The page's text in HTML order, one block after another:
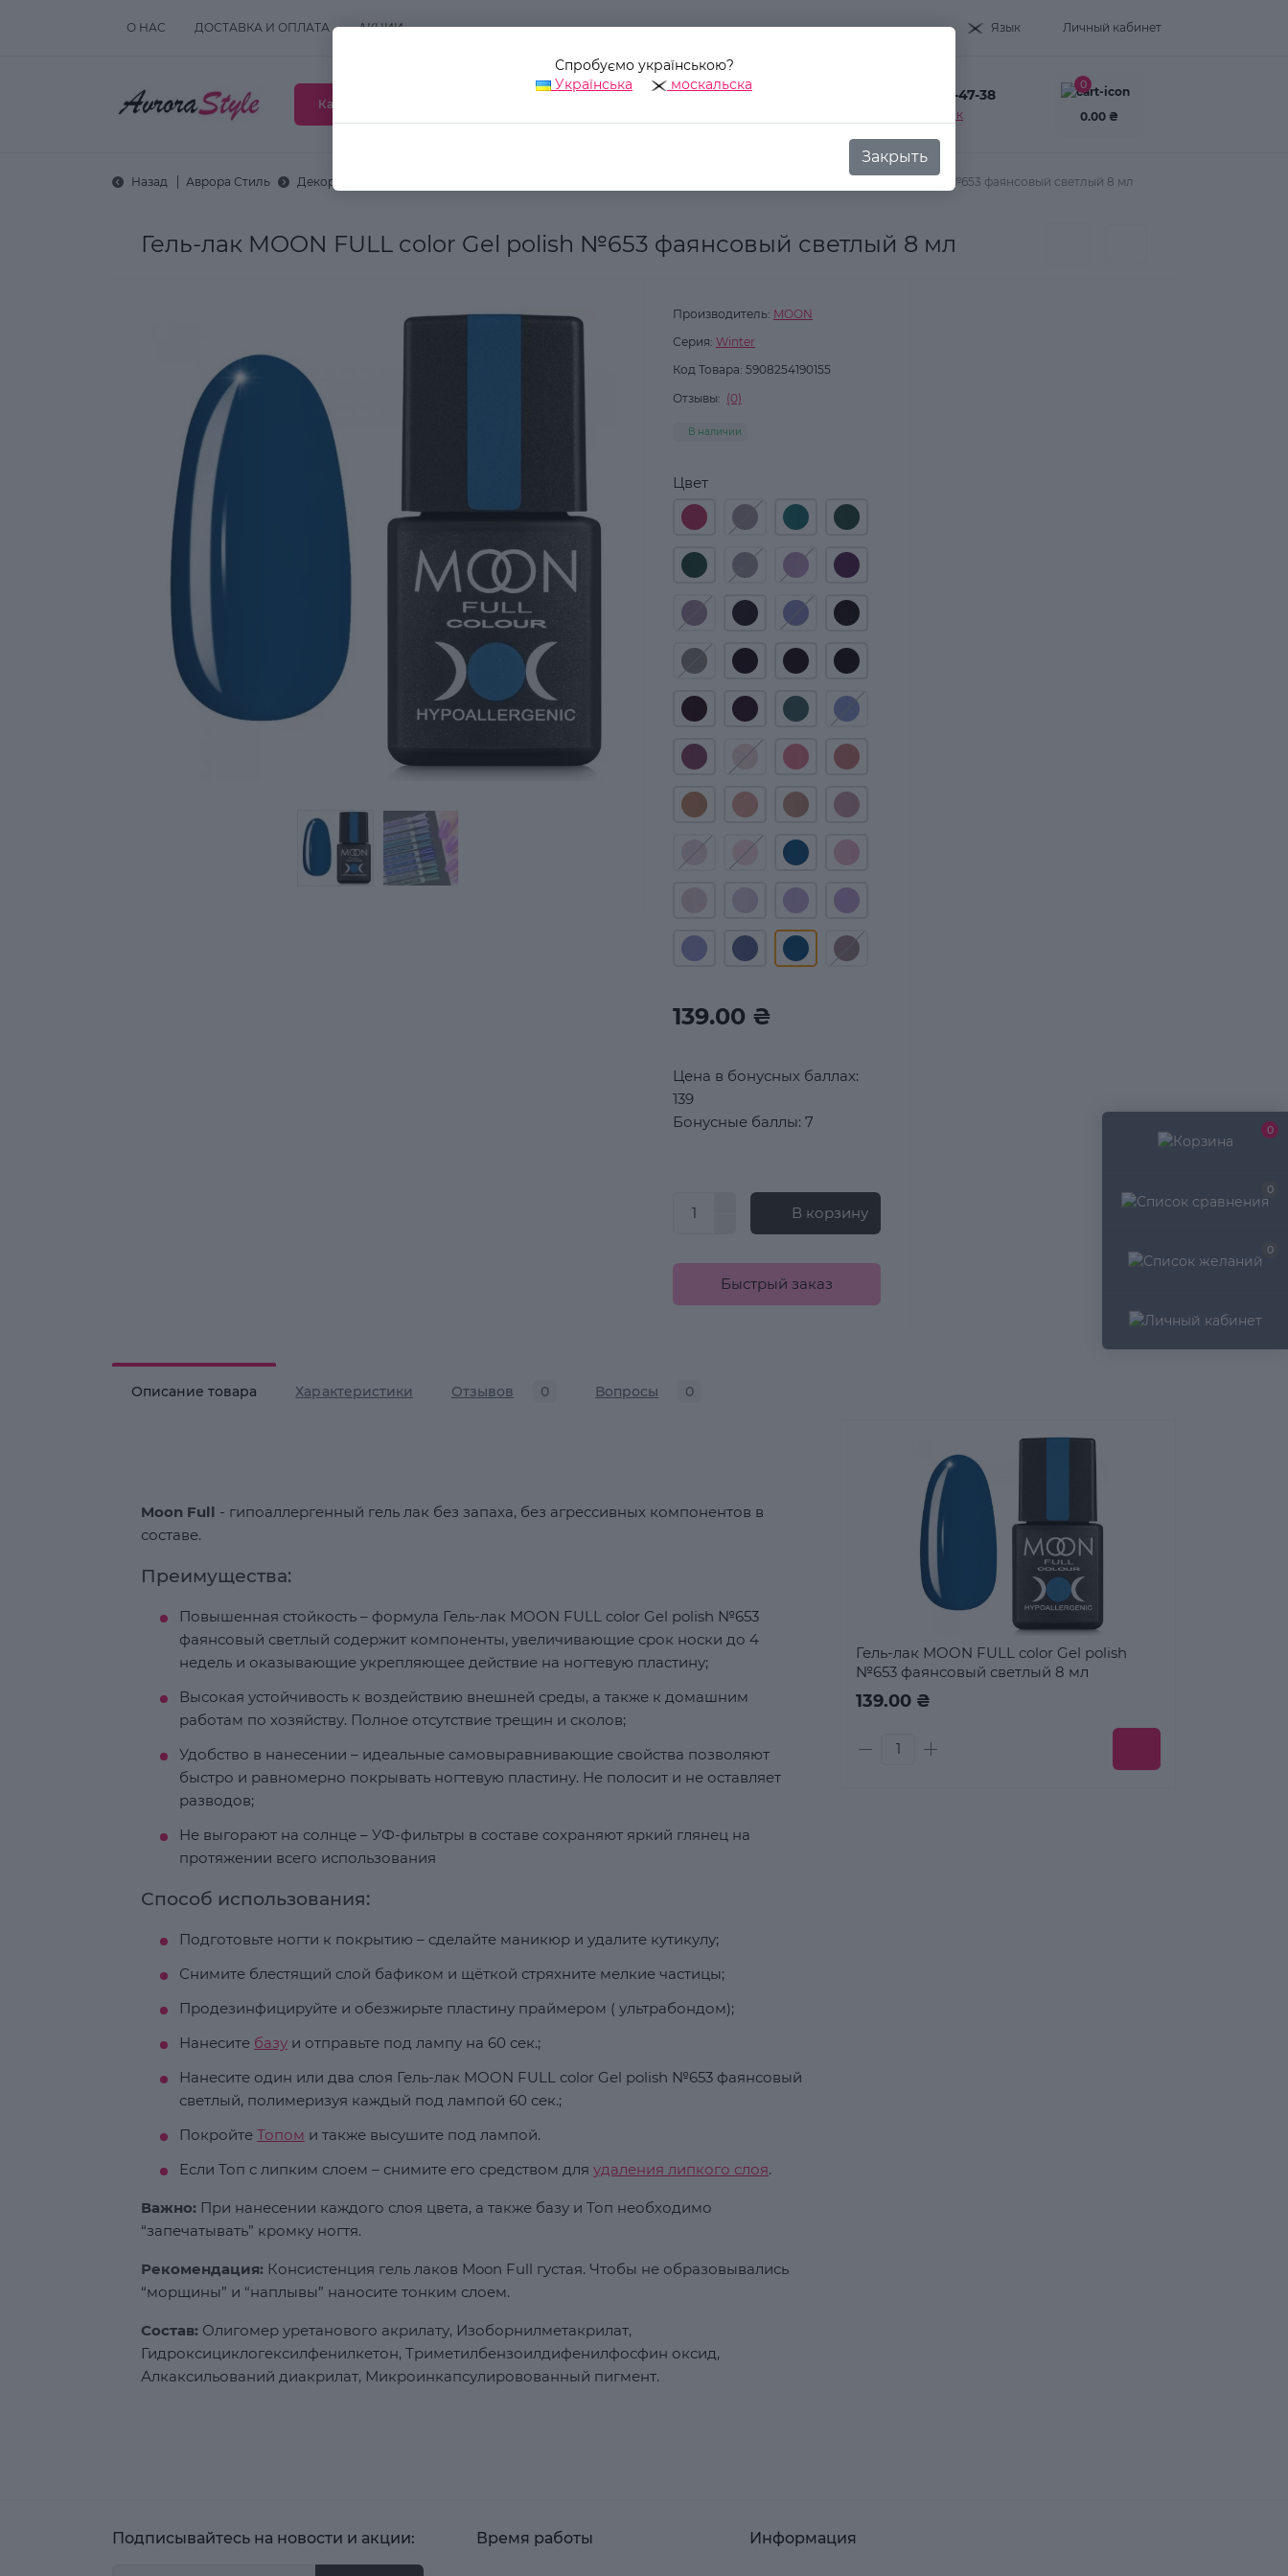
0
0
0
О НАС ДОСТАВКА И ОПЛАТА АКЦИИ Язык Личный кабинет
Каталог товаров
+38(093) 995-47-38
Заказать звонок
0
0.00 ₴
Назад Аврора Стиль Декоративная косметика Гель-лак MOON FULL color Gel polish №653 фаянсовый светлый 8 мл
Спробуємо українською?
Українська
москальска
Закрыть
Гель-лак MOON FULL color Gel polish №653 фаянсовый светлый 8 мл
Производитель: MOON
Серия: Winter
Код Товара: 5908254190155
Отзывы: (0)
В наличии
Цвет
139.00 ₴
Цена в бонусных баллах:
139
Бонусные баллы: 7
В корзину
Быстрый заказ
Описание товара Характеристики Отзывов 0 Вопросы 0
Moon Full - гипоаллергенный гель лак без запаха, без агрессивных компонентов в
составе.
Преимущества:
Повышенная стойкость – формула Гель-лак MOON FULL color Gel polish №653
фаянсовый светлый содержит компоненты, увеличивающие срок носки до 4
недель и оказывающие укрепляющее действие на ногтевую пластину;
Высокая устойчивость к воздействию внешней среды, а также к домашним
работам по хозяйству. Полное отсутствие трещин и сколов;
Удобство в нанесении – идеальные самовыравнивающие свойства позволяют
быстро и равномерно покрывать ногтевую пластину. Не полосит и не оставляет
разводов;
Не выгорают на солнце – УФ-фильтры в составе сохраняют яркий глянец на
протяжении всего использования
Способ использования:
Подготовьте ногти к покрытию – сделайте маникюр и удалите кутикулу;
Снимите блестящий слой бафиком и щёткой стряхните мелкие частицы;
Продезинфицируйте и обезжирьте пластину праймером ( ультрабондом);
Нанесите базу и отправьте под лампу на 60 сек.;
Нанесите один или два слоя Гель-лак MOON FULL color Gel polish №653 фаянсовый
светлый, полимеризуя каждый под лампой 60 сек.;
Покройте Топом и также высушите под лампой.
Если Топ с липким слоем – снимите его средством для удаления липкого слоя.
Важно: При нанесении каждого слоя цвета, а также базу и Топ необходимо
“запечатывать” кромку ногтя.
Рекомендация: Консистенция гель лаков Moon Full густая. Чтобы не образовывались
“морщины” и “наплывы” наносите тонким слоем.
Состав: Олигомер уретанового акрилату, Изоборнилметакрилат,
Гидроксициклогексилфенилкетон, Триметилбензоилдифенилфосфин оксид,
Алкаксильований диакрилат, Микроинкапсулировованный пигмент.
Гель-лак MOON FULL color Gel polish
№653 фаянсовый светлый 8 мл
139.00 ₴
Подписывайтесь на новости и акции: Время работы Информация